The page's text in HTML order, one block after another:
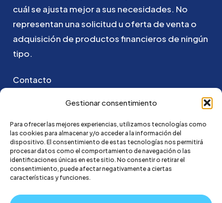
Gestionar consentimiento
Para ofrecer las mejores experiencias, utilizamos tecnologías como
las cookies para almacenar y/o acceder a la información del
dispositivo. El consentimiento de estas tecnologías nos permitirá
procesar datos como el comportamiento de navegación o las
identificaciones únicas en este sitio. No consentir o retirar el
consentimiento, puede afectar negativamente a ciertas
características y funciones.
cuálse ajusta mejorasus necesidades. No
representan unasolicitud u oferta deventa o
adquisición de productosfinancieros de ningún
tipo.
Contacto
Puedes ponerte en contacto con nosotros
hola@credi4me.com